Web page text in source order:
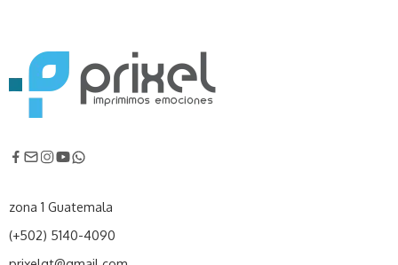
zona 1 Guatemala
(+502) 5140-4090